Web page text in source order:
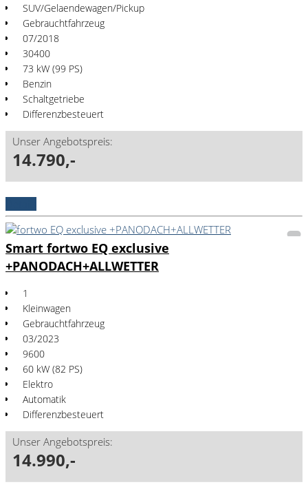
SUV/Gelaendewagen/Pickup
Gebrauchtfahrzeug
07/2018
30400
73 kW (99 PS)
Benzin
Schaltgetriebe
Differenzbesteuert
Unser Angebotspreis:
14.790,-
Smart fortwo EQ exclusive
+PANODACH+ALLWETTER
1
Kleinwagen
Gebrauchtfahrzeug
03/2023
9600
60 kW (82 PS)
Elektro
Automatik
Differenzbesteuert
Unser Angebotspreis:
14.990,-